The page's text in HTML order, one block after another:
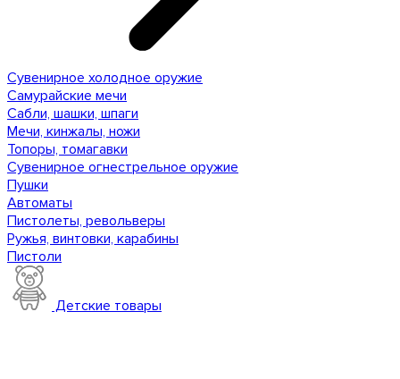
Сувенирное холодное оружие
Самурайские мечи
Сабли, шашки, шпаги
Мечи, кинжалы, ножи
Топоры, томагавки
Сувенирное огнестрельное оружие
Пушки
Автоматы
Пистолеты, револьверы
Ружья, винтовки, карабины
Пистоли
Детские товары